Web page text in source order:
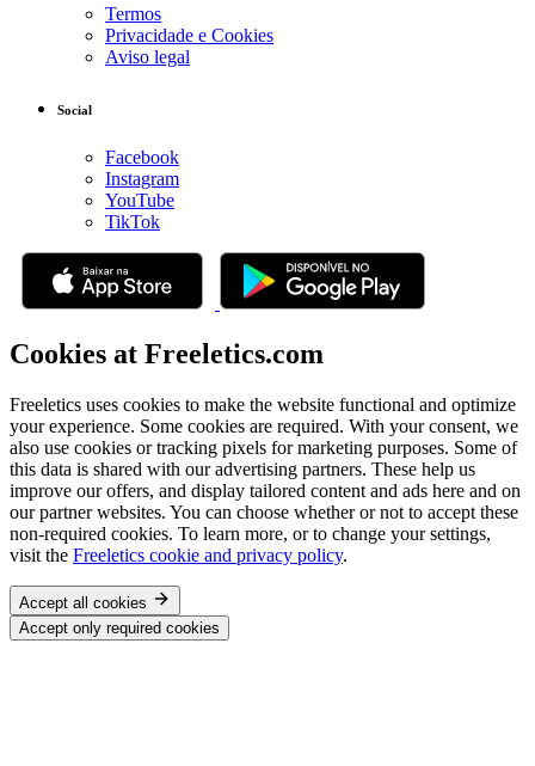
Termos
Privacidade e Cookies
Aviso legal
Social
Facebook
Instagram
YouTube
TikTok
Cookies at Freeletics.com
Freeletics uses cookies to make the website functional and optimize
your experience. Some cookies are required. With your consent, we
also use cookies or tracking pixels for marketing purposes. Some of
this data is shared with our advertising partners. These help us
improve our offers, and display tailored content and ads here and on
our partner websites. You can choose whether or not to accept these
non-required cookies. To learn more, or to change your settings,
visit the Freeletics cookie and privacy policy.
Accept all cookies
Accept only required cookies